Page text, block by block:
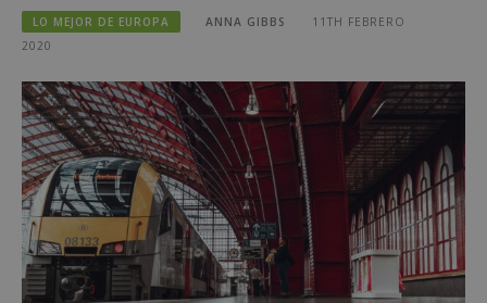
LO MEJOR DE EUROPA ANNA GIBBS
11TH FEBRERO
2020